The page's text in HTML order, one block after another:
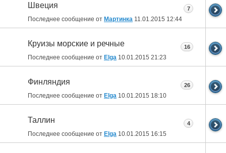
Швеция
Последнее сообщение от Мартинка 11.01.2015 12:44
7
Круизы морские и речные
Последнее сообщение от Elga 10.01.2015 21:23
16
Финляндия
Последнее сообщение от Elga 10.01.2015 18:10
26
Таллин
Последнее сообщение от Elga 10.01.2015 16:15
4